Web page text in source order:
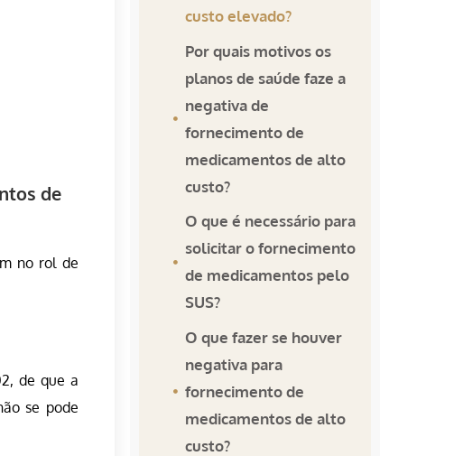
de
no rol de
de que a
se pode
custo elevado?
Por quais motivos os
planos de saúde faze a
negativa de
fornecimento de
medicamentos de alto
custo?
O que é necessário para
solicitar o fornecimento
de medicamentos pelo
SUS?
O que fazer se houver
negativa para
fornecimento de
medicamentos de alto
custo?